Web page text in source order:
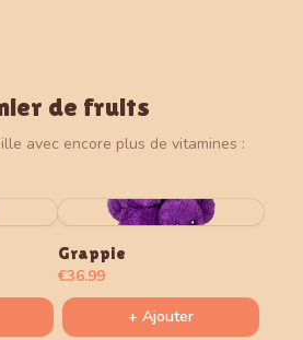
de fruits
avec encore plus de vitamines :
Grappie
€36.99
+ Ajouter